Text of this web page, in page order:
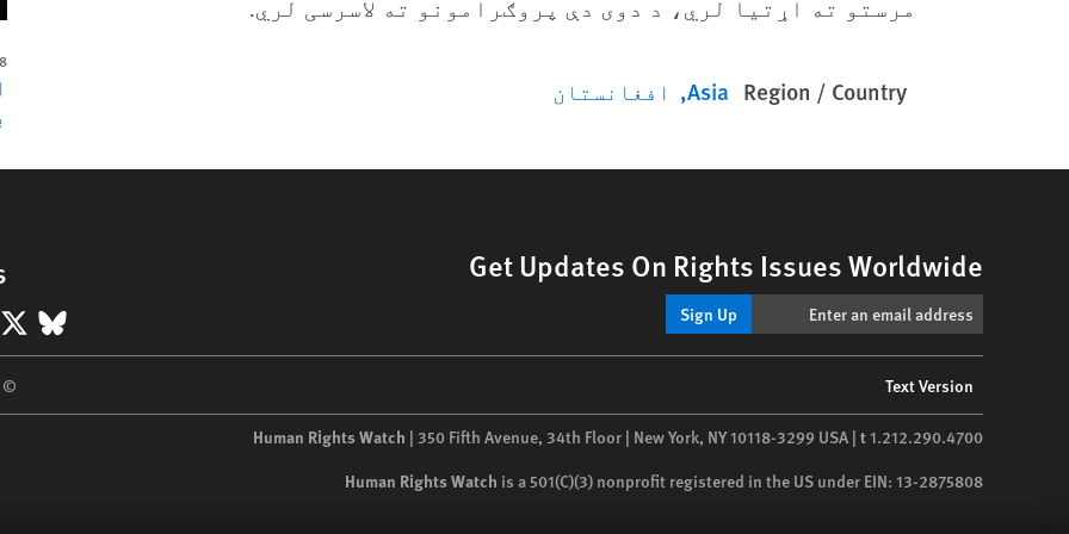
مرستو ته اړتیا لري، د دوی دې پروګرامونو ته لاسرسی لري.
Region / Country
Asia افغانستان
Get Updates On Rights Issues Worldwide
Sign Up
X
menu
Text Version
© 2026 Human Rights Watch
Human Rights Watch | 350 Fifth Avenue, 34th Floor | New York, NY10118-3299 USA | t1.212.290.4700
Human Rights Watch is a 501(C)(3) nonprofit registered in the US under EIN: 13-2875808